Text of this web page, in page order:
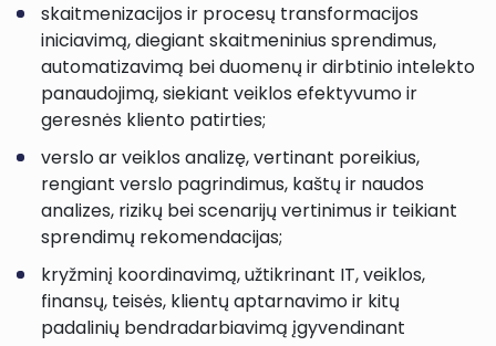
skaitmenizacijos ir procesų transformacijos
iniciavimą, diegiant skaitmeninius sprendimus,
automatizavimą bei duomenų ir dirbtinio intelekto
panaudojimą, siekiant veiklos efektyvumo ir
geresnės kliento patirties;
verslo ar veiklos analizę, vertinant poreikius,
rengiant verslo pagrindimus, kaštų ir naudos
analizes, rizikų bei scenarijų vertinimus ir teikiant
sprendimų rekomendacijas;
kryžminį koordinavimą, užtikrinant IT, veiklos,
finansų, teisės, klientų aptarnavimo ir kitų
padalinių bendradarbiavimą įgyvendinant